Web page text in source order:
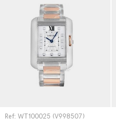
Ref: WT100025 (V998507)